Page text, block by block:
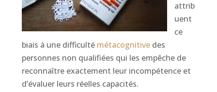
attrib
uent
ce
biais à une difficulté métacognitivedes
personnes non qualifiées qui les empêche de
reconnaître exactement leur incompétence et
d’évaluer leurs réelles capacités.